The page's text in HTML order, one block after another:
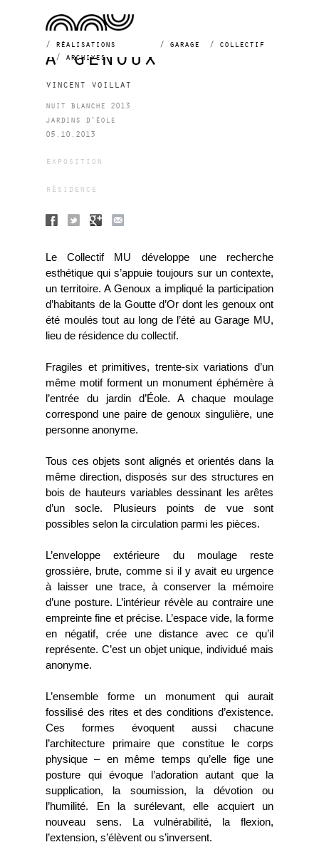
réalisations garage
collectif
archives
à genoux
vincent voillat
nuit blanche 2013
jardins d'éole
05.10.2013
exposition
résidence
Le Collectif MU développe une recherche
esthétique qui s’appuie toujours sur un contexte,
un territoire. A Genoux a impliqué la participation
d’habitants de la Goutte d’Or dont les genoux ont
été moulés tout au long de l’été au Garage MU,
lieu de résidence du collectif.
Fragiles et primitives, trente-six variations d’un
même motif forment un monument éphémère à
l’entrée du jardin d’Éole. A chaque moulage
correspond une paire de genoux singulière, une
personne anonyme.
Tous ces objets sont alignés et orientés dans la
même direction, disposés sur des structures en
bois de hauteurs variables dessinant les arêtes
d’un socle. Plusieurs points de vue sont
possibles selon la circulation parmi les pièces.
L’enveloppe extérieure du moulage reste
grossière, brute, comme si il y avait eu urgence
à laisser une trace, à conserver la mémoire
d’une posture. L’intérieur révèle au contraire une
empreinte fine et précise. L’espace vide, la forme
en négatif, crée une distance avec ce qu’il
représente. C’est un objet unique, individué mais
anonyme.
L’ensemble forme un monument qui aurait
fossilisé des rites et des conditions d’existence.
Ces formes évoquent aussi chacune
l’architecture primaire que constitue le corps
physique – en même temps qu’elle fige une
posture qui évoque l’adoration autant que la
supplication, la soumission, la dévotion ou
l’humilité. En la surélevant, elle acquiert un
nouveau sens. La vulnérabilité, la flexion,
l’extension, s’élèvent ou s’inversent.